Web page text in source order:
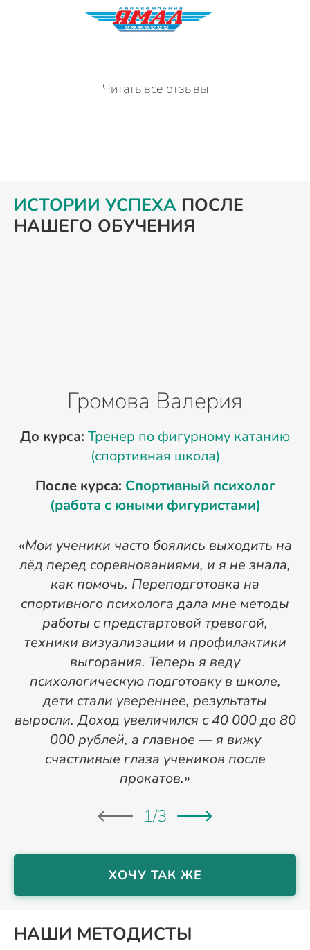
Читать все отзывы
ИСТОРИИ УСПЕХА ПОСЛЕ
НАШЕГО ОБУЧЕНИЯ
Громова Валерия
До курса: Тренер по фигурному катанию
(спортивная школа)
После курса: Спортивный психолог
(работа с юными фигуристами)
«Мои ученики часто боялись выходить на
лёд перед соревнованиями, и я не знала,
как помочь. Переподготовка на
спортивного психолога дала мне методы
работы с предстартовой тревогой,
техники визуализации и профилактики
выгорания. Теперь я веду
психологическую подготовку в школе,
дети стали увереннее, результаты
выросли. Доход увеличился с 40 000 до 80
000 рублей, а главное — я вижу
счастливые глаза учеников после
прокатов.»
1/3
ХОЧУ ТАК ЖЕ
НАШИ МЕТОДИСТЫ